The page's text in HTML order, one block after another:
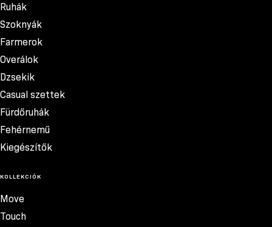
Ruhák
Szoknyák
Farmerok
Overálok
Dzsekik
Casual szettek
Fürdőruhák
Fehérnemű
Kiegészítők
KOLLEKCIÓK
Move
Touch